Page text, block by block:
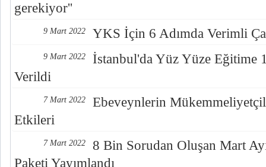
gerekiyor''
9 Mart 2022 YKS İçin 6 Adımda Verimli
9 Mart 2022
İstanbul'da Yüz Yüze Eğitime
Verildi
7 Mart 2022
Ebeveynlerin
Etkileri
7 Mart 2022
8 Bin Sorudan Oluşan Mart
Paketi Yayımlandı